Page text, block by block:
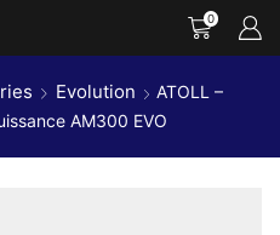
0
Evolution
ATOLL –
AM300 EVO